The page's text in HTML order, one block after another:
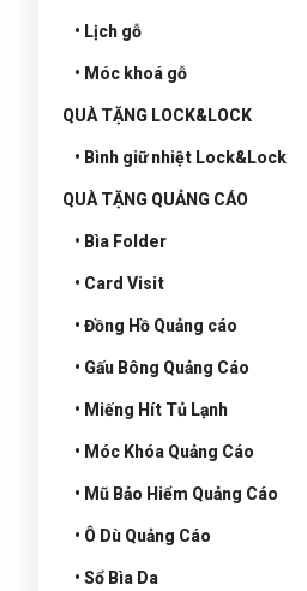
• Lịch gỗ
• Móc khoá gỗ
QUÀ TẶNG LOCK&LOCK
• Bình giữ nhiệt Lock&Lock
QUÀ TẶNG QUẢNG CÁO
• Bìa Folder
• Card Visit
• Đồng Hồ Quảng cáo
• Gấu Bông Quảng Cáo
• Miếng Hít Tủ Lạnh
• Móc Khóa Quảng Cáo
• Mũ Bảo Hiểm Quảng Cáo
• Ô Dù Quảng Cáo
• Sổ Bìa Da